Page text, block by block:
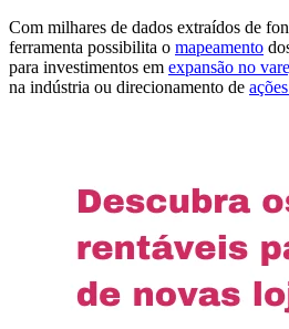
Com milhares de dados extraídos de
ferramenta possibilita o mapeamento
para investimentos em expansão no
na indústria ou direcionamento de